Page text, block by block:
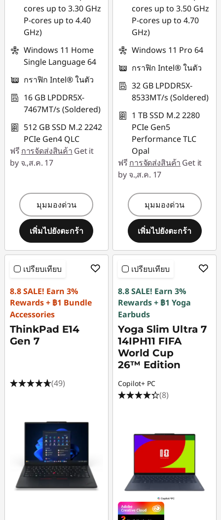
cores up to 3.30 GHz
P-cores up to 4.40
GHz)
Windows 11 Home
Single Language 64
กราฟิก Intel® ในตัว
16 GB LPDDR5X-
7467MT/s (Soldered)
512 GB SSD M.2 2242
PCIe Gen4 QLC
ฟรี การจัดส่งสินค้า Get it
by จ.,ส.ค. 17
มุมมองด่วน
เพิ่มไปยังตะกร้า
88SALETH
cores up to 3.50 GHz
P-cores up to 4.70
GHz)
Windows 11 Pro 64
กราฟิก Intel® ในตัว
32 GB LPDDR5X-
8533MT/s (Soldered)
1 TB SSD M.2 2280
PCIe Gen5
Performance TLC
Opal
ฟรี การจัดส่งสินค้า Get it
by จ.,ส.ค. 17
มุมมองด่วน
เพิ่มไปยังตะกร้า
เปรียบเทียบ
8.8 SALE! Earn 3%
Rewards + ฿1 Bundle
Accessories
ThinkPad E14
Gen 7
(49)
เปรียบเทียบ
8.8 SALE! Earn 3%
Rewards + ฿1 Yoga
Earbuds
Yoga Slim Ultra 7
14IPH11 FIFA
World Cup
26™ Edition
Copilot+ PC
(8)